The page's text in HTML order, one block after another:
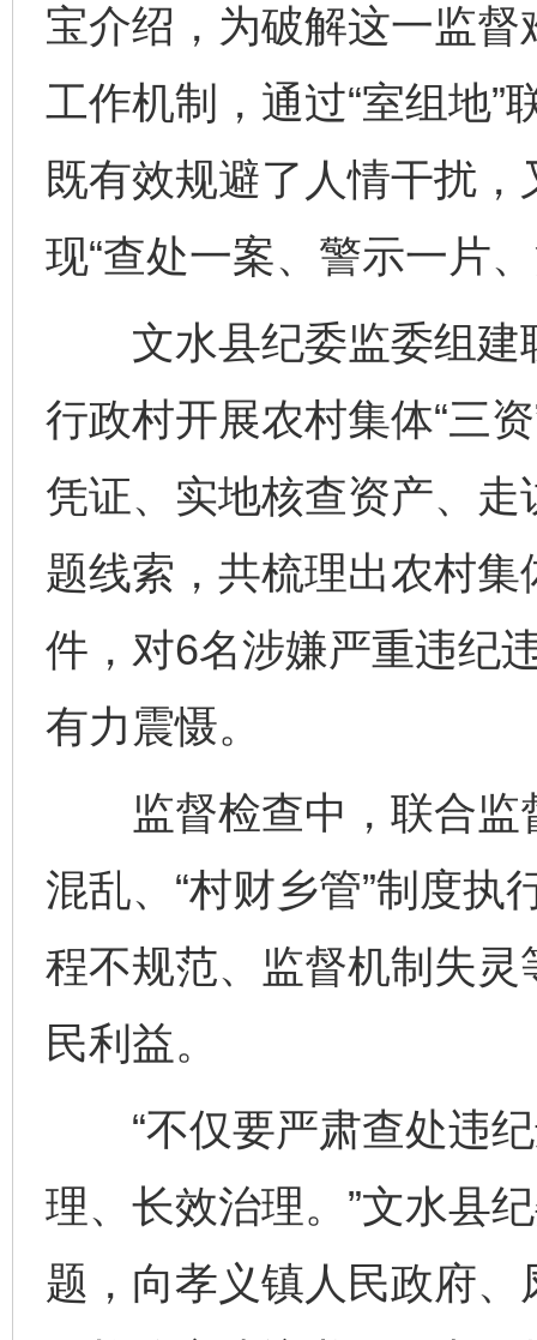
宝介绍，为破解这一监
工作机制，通过“室组地”
既有效规避了人情干扰
现“查处一案、警示一片
文水县纪委监委组建
行政村开展农村集体“三
凭证、实地核查资产、
题线索，共梳理出农村集
件，对6名涉嫌严重违纪
有力震慑。
监督检查中，联合监
混乱、“村财乡管”制度
程不规范、监督机制失
民利益。
“不仅要严肃查处违纪
理、长效治理。”文水县
题，向孝义镇人民政府